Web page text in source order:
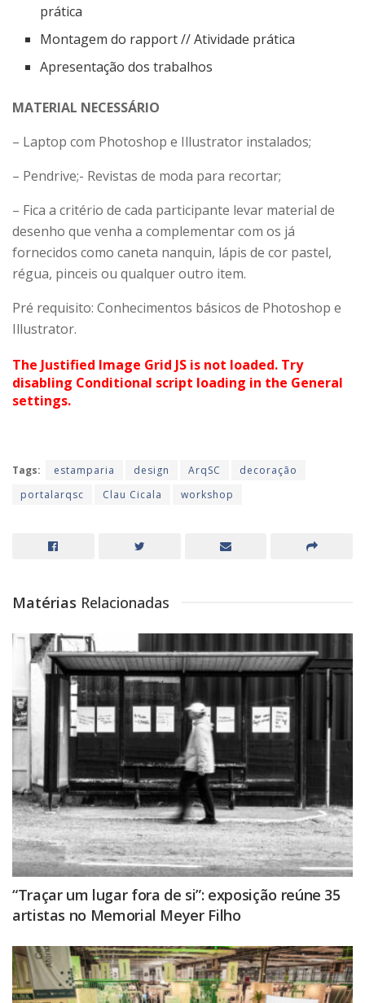
prática
Montagem do rapport // Atividade prática
Apresentação dos trabalhos
MATERIAL NECESSÁRIO
– Laptop com Photoshop e Illustrator instalados;
– Pendrive;- Revistas de moda para recortar;
– Fica a critério de cada participante levar material de
desenho que venha a complementar com os já
fornecidos como caneta nanquin, lápis de cor pastel,
régua, pinceis ou qualquer outro item.
Pré requisito: Conhecimentos básicos de Photoshop e
Illustrator.
The Justified Image Grid JS is not loaded. Try
disabling Conditional script loading in the General
settings.
Tags: estamparia design ArqSC
decoração
portalarqsc
Clau Cicala workshop
Matérias Relacionadas
“Traçar um lugar fora de si”: exposição reúne 35
artistas no Memorial Meyer Filho